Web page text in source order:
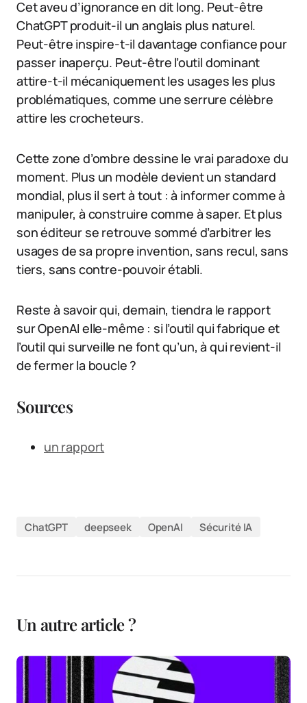
Cet aveu d’ignorance en dit long. Peut-être
ChatGPT produit-il un anglais plus naturel.
Peut-être inspire-t-il davantage confiance pour
passer inaperçu. Peut-être l’outil dominant
attire-t-il mécaniquement les usages les plus
problématiques, comme une serrure célèbre
attire les crocheteurs.
Cette zone d’ombre dessine le vrai paradoxe du
moment. Plus un modèle devient un standard
mondial, plus il sert à tout : à informer comme à
manipuler, à construire comme à saper. Et plus
son éditeur se retrouve sommé d’arbitrer les
usages de sa propre invention, sans recul, sans
tiers, sans contre-pouvoir établi.
Reste à savoir qui, demain, tiendra le rapport
sur OpenAI elle-même : si l’outil qui fabrique et
l’outil qui surveille ne font qu’un, à qui revient-il
de fermer la boucle ?
Sources
un rapport
ChatGPT deepseek OpenAI Sécurité IA
Un autre article ?